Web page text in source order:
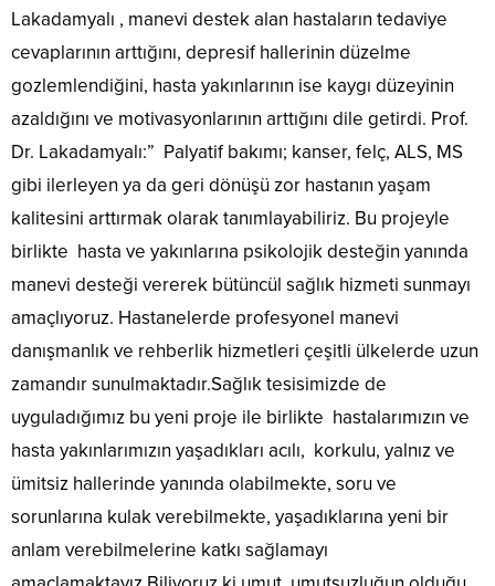
Lakadamyalı , manevi destek alan hastaların tedaviye
cevaplarının arttığını, depresif hallerinin düzelme
gozlemlendiğini, hasta yakınlarının ise kaygı düzeyinin
azaldığını ve motivasyonlarının arttığını dile getirdi. Prof.
Dr. Lakadamyalı:” Palyatif bakımı; kanser, felç, ALS, MS
gibi ilerleyen ya da geri dönüşü zor hastanın yaşam
kalitesini arttırmak olarak tanımlayabiliriz. Bu projeyle
birlikte hasta ve yakınlarına psikolojik desteğin yanında
manevi desteği vererek bütüncül sağlık hizmeti sunmayı
amaçlıyoruz. Hastanelerde profesyonel manevi
danışmanlık ve rehberlik hizmetleri çeşitli ülkelerde uzun
zamandır sunulmaktadır.Sağlık tesisimizde de
uyguladığımız bu yeni proje ile birlikte hastalarımızın ve
hasta yakınlarımızın yaşadıkları acılı, korkulu, yalnız ve
ümitsiz hallerinde yanında olabilmekte, soru ve
sorunlarına kulak verebilmekte, yaşadıklarına yeni bir
anlam verebilmelerine katkı sağlamayı